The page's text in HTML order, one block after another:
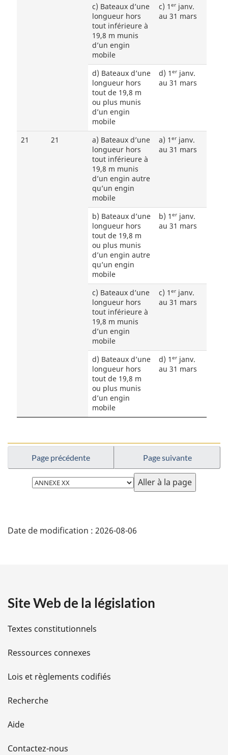
c) Bateaux d’une
longueur hors
tout inférieure à
19,8 m munis
d’un engin
mobile
c) 1 er janv.
au 31 mars
d) Bateaux d’une
longueur hors
tout de 19,8 m
ou plus munis
d’un engin
mobile
d) 1 er janv.
au 31 mars
21 21
a) Bateaux d’une
longueur hors
tout inférieure à
19,8 m munis
d’un engin autre
qu’un engin
mobile
a) 1 er janv.
au 31 mars
b) Bateaux d’une
longueur hors
tout de 19,8 m
ou plus munis
d’un engin autre
qu’un engin
mobile
b) 1 er janv.
au 31 mars
c) Bateaux d’une
longueur hors
tout inférieure à
19,8 m munis
d’un engin
mobile
c) 1 er janv.
au 31 mars
d) Bateaux d’une
longueur hors
tout de 19,8 m
ou plus munis
d’un engin
mobile
d) 1 er janv.
au 31 mars
Page précédente Page suivante
Choisissez
la
é
i
l
s
d
e
l
Date de modification : 2026-08-06
Site Web de la législation
Textes constitutionnels
Ressources connexes
Lois et règlements codifiés
Recherche
Aide
Contactez-nous